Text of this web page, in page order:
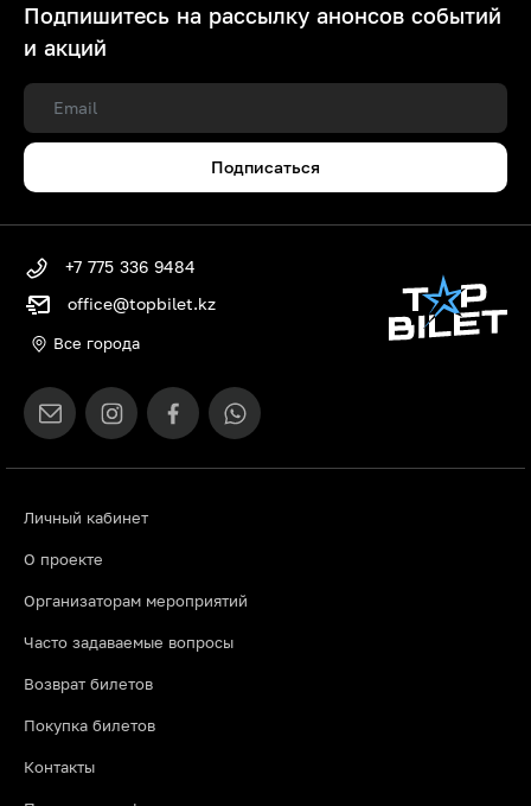
Подпишитесь на рассылку анонсов событий
и акций
Подписаться
Личный кабинет
О проекте
Организаторам мероприятий
Часто задаваемые вопросы
Возврат билетов
Покупка билетов
Контакты
+7 775 336 9484
office@topbilet.kz
Все города